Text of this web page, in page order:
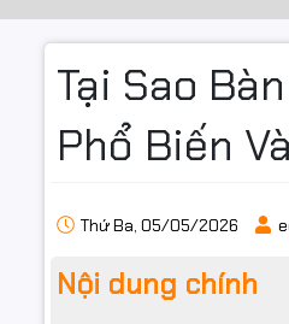
Tại Sao
Phổ Biến
Thứ Ba, 05/05/2026
Nội dung chính